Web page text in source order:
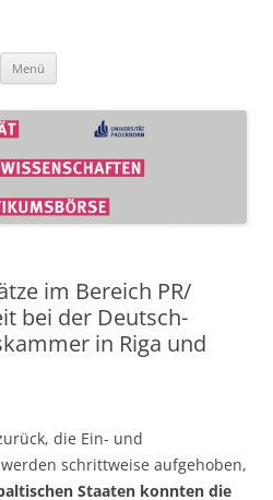
Menü
im Bereich PR/
bei der Deutsch-
in Riga und
die Ein- und
schrittweise aufgehoben,
Staaten konnten die